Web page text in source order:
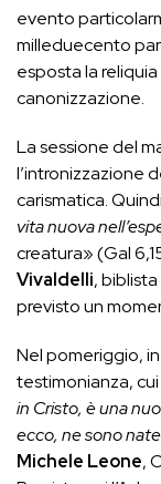
evento
milleduecento
esposta la
canonizzazione.
La sessione del
l’intronizzazione
carismatica.
vita nuova
creatura» (Gal
Vivaldelli,
previsto un
Nel pomeriggio,
testimonianza,
in Cristo, è una
ecco, nesono
Michele Leone,